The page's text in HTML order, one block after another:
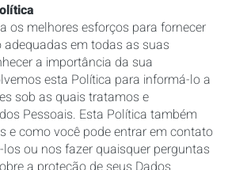
os melhores esforços para fornecer
em todas as suas
a importância da sua
esta Política para informá-lo a
sob as quais tratamos e
Pessoais. Esta Política também
e como você pode entrar em contato
ou nos fazer quaisquer perguntas